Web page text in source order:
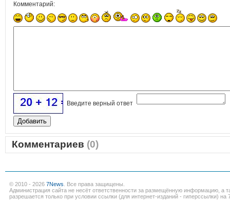
Комментарий:
Введите верный ответ
Комментариев (0)
© 2010 - 2026 7News . Все права защищены.
Администрация сайта не несёт ответственности за размещённую информацию, а
разрешается только при условии ссылки (для интернет-изданий - гиперссылки) на